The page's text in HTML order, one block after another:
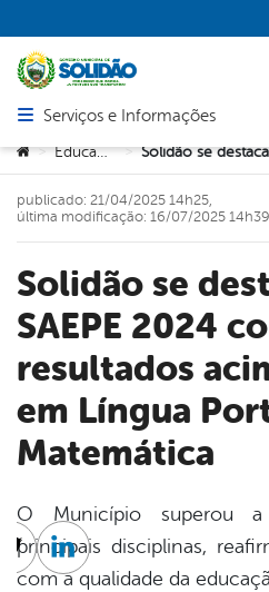
Abrir menu principal de
Serviços e Informações
Você está aqui:
> Educação >
Solidão se destaca no
SAEPE 2024
resultados
em Língua
Matemática
publicado: 21/04/2025 14h25,
última modificação: 16/07/2025 14h39
O Município superou
principais disciplinas,
com a qualidade da
TwitterLinkedin